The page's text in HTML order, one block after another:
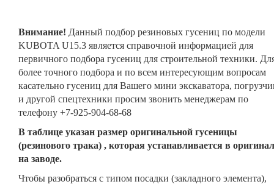
Внимание! Данный подбор резиновых гусениц по модели
KUBOTA U15.3 является справочной информацией для
первичного подбора гусениц для строительной техники.
более точного подбора и по всем интересующим вопросам
касательно гусениц для Вашего мини экскаватора,
и другой спецтехники просим звонить менеджерам по
телефону +7-925-904-68-68
В таблице указан размер оригинальной гусеницы
(резинового трака) , которая устанавливается в
на заводе.
Чтобы разобраться с типом посадки (закладного элемента),